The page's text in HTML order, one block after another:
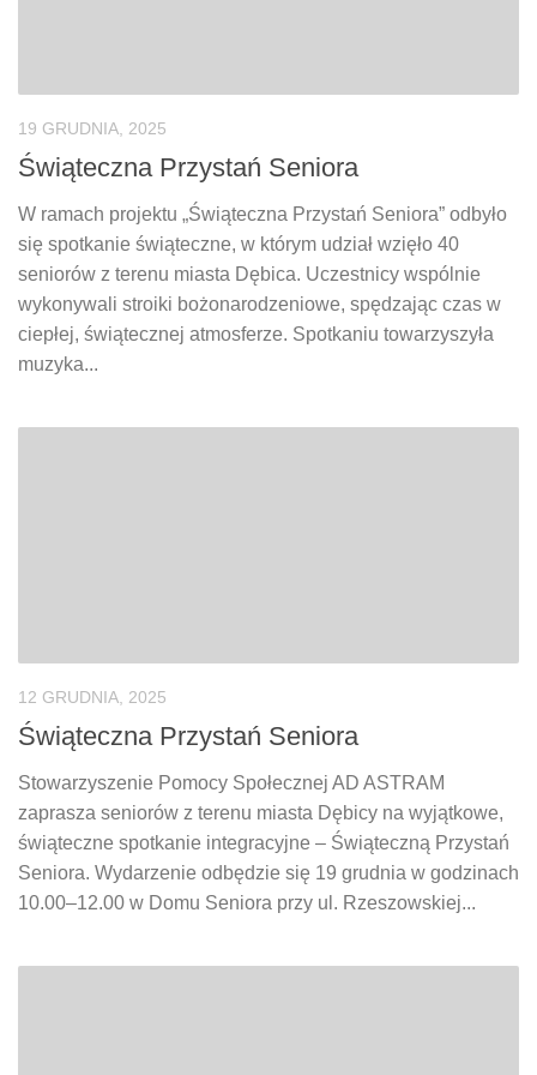
19 GRUDNIA, 2025
Świąteczna Przystań Seniora
W ramach projektu „Świąteczna Przystań Seniora” odbyło
się spotkanie świąteczne, w którym udział wzięło 40
seniorów z terenu miasta Dębica. Uczestnicy wspólnie
wykonywali stroiki bożonarodzeniowe, spędzając czas w
ciepłej, świątecznej atmosferze. Spotkaniu towarzyszyła
muzyka...
12 GRUDNIA, 2025
Świąteczna Przystań Seniora
Stowarzyszenie Pomocy Społecznej AD ASTRAM
zaprasza seniorów z terenu miasta Dębicy na wyjątkowe,
świąteczne spotkanie integracyjne – Świąteczną Przystań
Seniora. Wydarzenie odbędzie się 19 grudnia w godzinach
10.00–12.00 w Domu Seniora przy ul. Rzeszowskiej...